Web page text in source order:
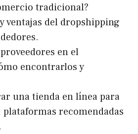
tradicional?
ventajas del dropshipping
en el
encontrarlos y
una tienda en línea para
recomendadas